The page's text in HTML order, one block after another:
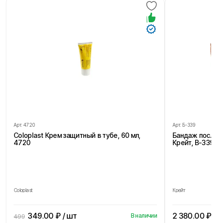
Арт. 4720
Coloplast Крем защитный в тубе, 60 мл,
4720
Coloplast
499 349.00 ₽ / шт В наличии
Арт. Б-339
Бандаж
Крейт, В-
Крейт
2 380.00₽ /